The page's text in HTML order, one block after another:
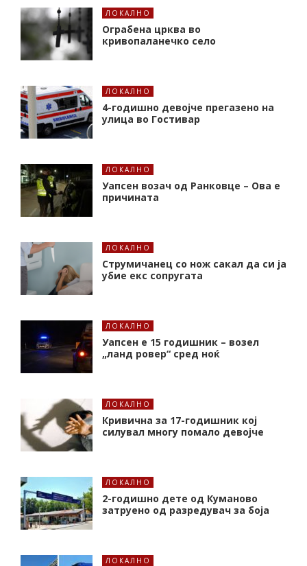
ЛОКАЛНО
Ограбена црква во
кривопаланечко село
ЛОКАЛНО
4-годишно девојче прегазено на
улица во Гостивар
ЛОКАЛНО
Уапсен возач од Ранковце – Ова е
причината
ЛОКАЛНО
Струмичанец со нож сакал да си ја
убие екс сопругата
ЛОКАЛНО
Уапсен е 15 годишник – возел
„ланд ровер“ сред ноќ
ЛОКАЛНО
Кривична за 17-годишник кој
силувал многу помало девојче
ЛОКАЛНО
2-годишно дете од Куманово
затруено од разредувач за боја
ЛОКАЛНО